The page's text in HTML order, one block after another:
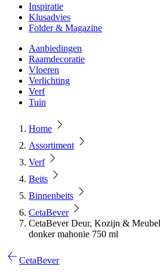
Inspiratie
Klusadvies
Folder & Magazine
Aanbiedingen
Raamdecoratie
Vloeren
Verlichting
Verf
Tuin
Home
Assortiment
Verf
Beits
Binnenbeits
CetaBever
CetaBever Deur, Kozijn &
donker mahonie 750 ml
CetaBever